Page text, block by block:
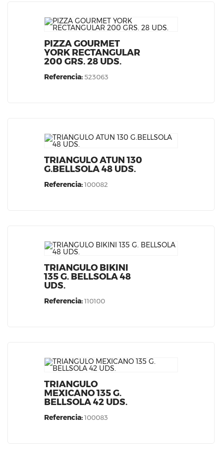
PIZZA GOURMET
YORK RECTANGULAR
200 GRS. 28 UDS.
Referencia: 523063
TRIANGULO ATUN 130
G.BELLSOLA 48 UDS.
Referencia:100082
TRIANGULO BIKINI
135 G. BELLSOLA 48
UDS.
Referencia:110100
TRIANGULO
MEXICANO 135 G.
BELLSOLA 42 UDS.
Referencia:100083